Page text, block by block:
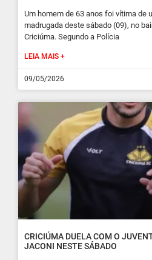
Um homem de 63 anos foi vítima de
madrugada deste sábado (09), no
Criciúma. Segundo a Polícia
LEIA MAIS +
09/05/2026
CRICIÚMA DUELA COM O
JACONI NESTE SÁBADO